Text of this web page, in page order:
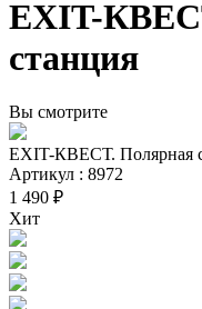
EXIT-
станция
Вы смотрите
EXIT-КВЕСТ. Полярная
Артикул : 8972
1 490 ₽
Хит